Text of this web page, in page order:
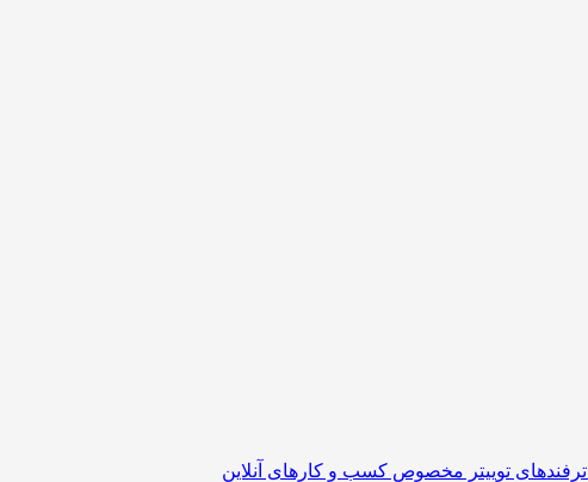
ترفندهای توییتر مخصوص کسب و کارهای آنلاین